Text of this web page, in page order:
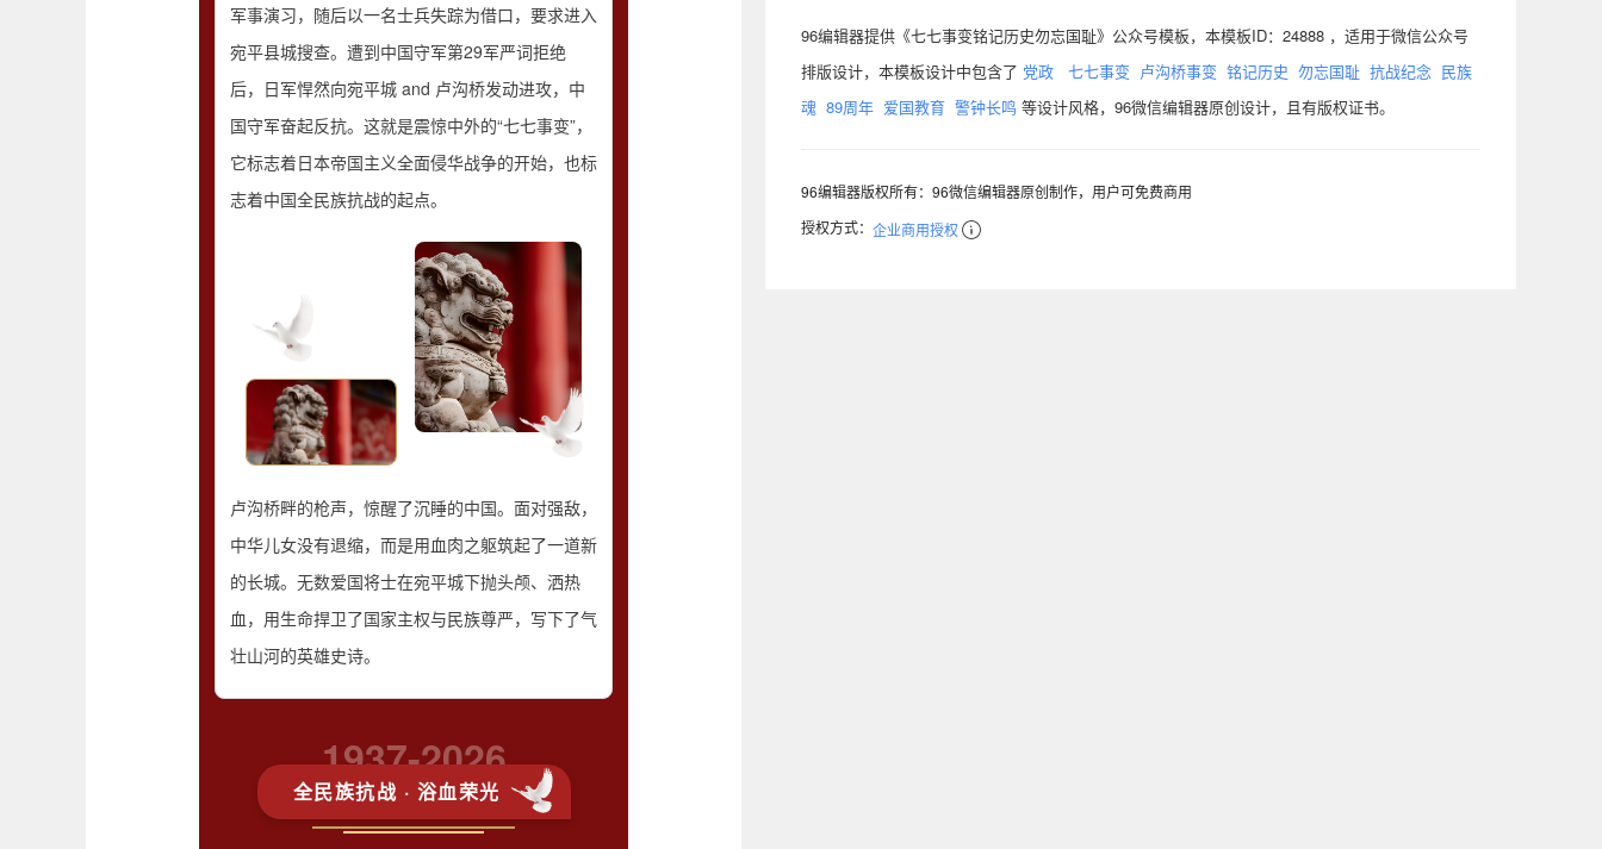
军事演习，随后以一名士兵失踪为借口，要求进入
宛平县城搜查。遭到中国守军第29军严词拒绝
后，日军悍然向宛平城 and 卢沟桥发动进攻，中
国守军奋起反抗。这就是震惊中外的“七七事变”，
它标志着日本帝国主义全面侵华战争的开始，也标
志着中国全民族抗战的起点。
卢沟桥畔的枪声，惊醒了沉睡的中国。面对强敌，
中华儿女没有退缩，而是用血肉之躯筑起了一道新
的长城。无数爱国将士在宛平城下抛头颅、洒热
血，用生命捍卫了国家主权与民族尊严，写下了气
壮山河的英雄史诗。
1937-2026
全民族抗战 · 浴血荣光
96编辑器提供《七七事变铭记历史勿忘国耻》公众号模板，本模板ID：24888 ，适用于微信公众号
排版设计，本模板设计中包含了 党政 七七事变 卢沟桥事变 铭记历史 勿忘国耻 抗战纪念 民族
魂 89周年 爱国教育 警钟长鸣 等设计风格，96微信编辑器原创设计，且有版权证书。
96编辑器版权所有：96微信编辑器原创制作，用户可免费商用
授权方式： 企业商用授权